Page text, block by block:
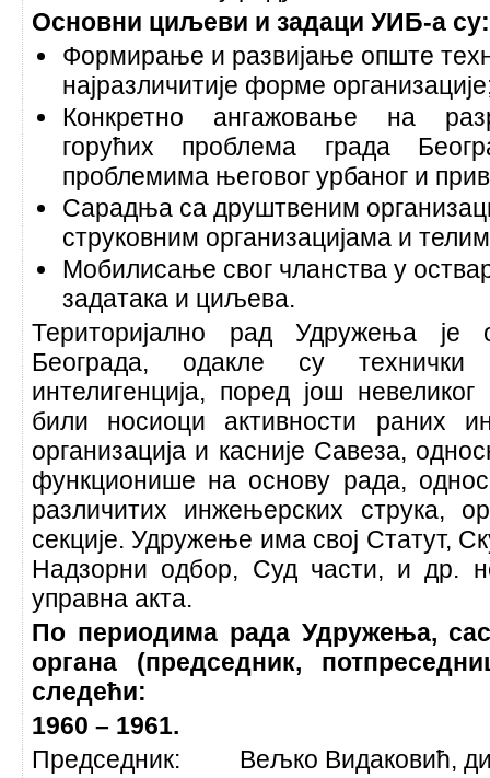
Основни циљеви и задаци УИБ-а су:
Формирање и развијање опште
најразличитије форме
Конкретно ангажовање на
горућих проблема града
проблемима његовог урбаног и
Сарадња са друштвеним
струковним организацијама и
Мобилисање свог чланства у
задатака и циљева.
Територијално рад Удружења је
Београда, одакле су
интелигенција, поред још
били носиоци активности раних
организација и касније Савеза,
функционише на основу рада,
различитих инжењерских струка,
секције. Удружење има свој Статут,
Надзорни одбор, Суд части, и др.
управна акта.
По периодима рада Удружења,
органа (председник,
следећи:
1960 – 1961.
Председник: Вељко Видаковић,